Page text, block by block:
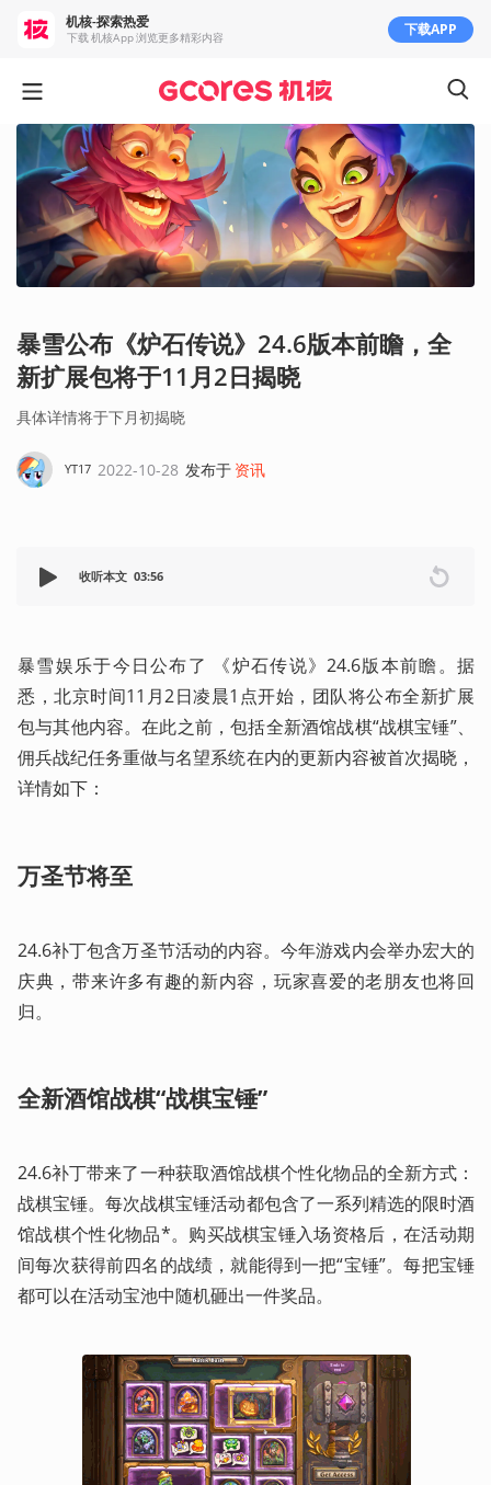
暴雪公布《炉石传说》24.6版本前瞻，全
新扩展包将于11月2日揭晓
具体详情将于下月初揭晓
YT17 2022-10-28 发布于 资讯
收听本文 03:56
暴雪娱乐于今日公布了 《炉石传说》24.6版本前瞻。据
悉，北京时间11月2日凌晨1点开始，团队将公布全新扩展
包与其他内容。在此之前，包括​全新酒馆战棋“战棋宝锤”、​
佣兵战纪任务重做与名望系统在内的更新内容被首次揭晓，
详情如下：
​万圣节将至
24.6补丁包含万圣节活动的内容。今年游戏内会举办宏大的
庆典，带来许多有趣的新内容，玩家喜爱的老朋友也将回
归。
​全新酒馆战棋“战棋宝锤”
24.6补丁带来了一种获取酒馆战棋个性化物品的全新方式：
战棋宝锤。每次战棋宝锤活动都包含了一系列精选的限时酒
馆战棋个性化物品*。购买战棋宝锤入场资格后，在活动期
间每次获得前四名的战绩，就能得到一把“宝锤”。每把宝锤
都可以在活动宝池中随机砸出一件奖品。
机核-探索热爱
下载 机核App 浏览更多精彩内容 下载APP